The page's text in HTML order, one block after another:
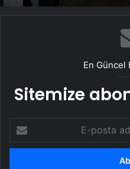
En Güncel
Sitemize
posta
adresinizi